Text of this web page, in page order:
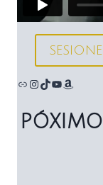
Enlace
Instagram
TikTok
YouTube